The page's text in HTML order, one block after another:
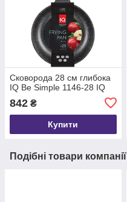
Сковорода 28 см глибока
IQ Be Simple 1146-28 IQ
842 ₴
Купити
Подібні товари компанії